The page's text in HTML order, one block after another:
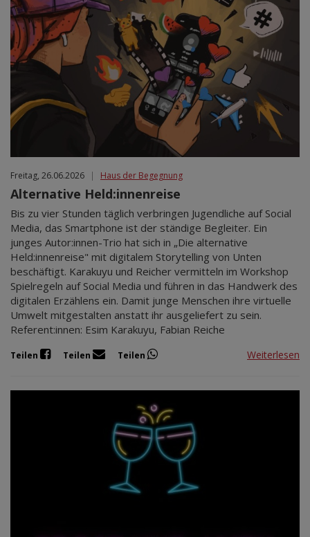
Freitag, 26.06.2026 Haus der Begegnung
Alternative Held:innenreise
Bis zu vier Stunden täglich verbringen Jugendliche auf Social
Media, das Smartphone ist der ständige Begleiter. Ein
junges Autor:innen-Trio hat sich in „Die alternative
Held:innenreise" mit digitalem Storytelling von Unten
beschäftigt. Karakuyu und Reicher vermitteln im Workshop
Spielregeln auf Social Media und führen in das Handwerk des
digitalen Erzählens ein. Damit junge Menschen ihre virtuelle
Umwelt mitgestalten anstatt ihr ausgeliefert zu sein.
Referent:innen: Esim Karakuyu, Fabian Reiche
Teilen Teilen Teilen Weiterlesen